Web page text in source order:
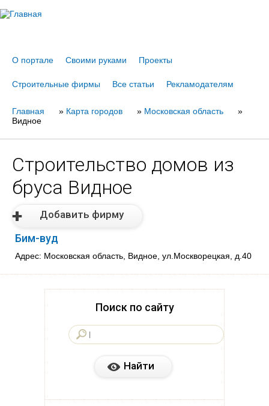
О портале Своими руками Проекты
Строительные фирмы Все статьи Рекламодателям
Вы
Главная » Карта городов » Московская область
»
Видное
Строительство домов из
бруса Видное
Добавить фирму
Бим-вуд
Адрес: Московская область, Видное, ул.Москворецкая, д.40
Поиск по сайту